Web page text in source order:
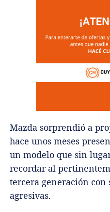
Mazda sorprendió a
hace unos meses
un modelo que sin
recordar al
tercera generación con
agresivas.